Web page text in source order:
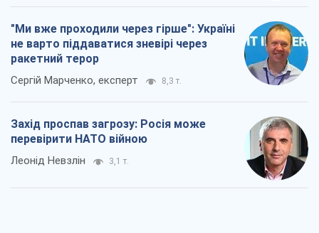
"Ми вже проходили через гірше": Україні
не варто піддаватися зневірі через
ракетний терор
Сергій Марченко, експерт 8,3 т.
Захід проспав загрозу: Росія може
перевірити НАТО війною
Леонід Невзлін 3,1 т.